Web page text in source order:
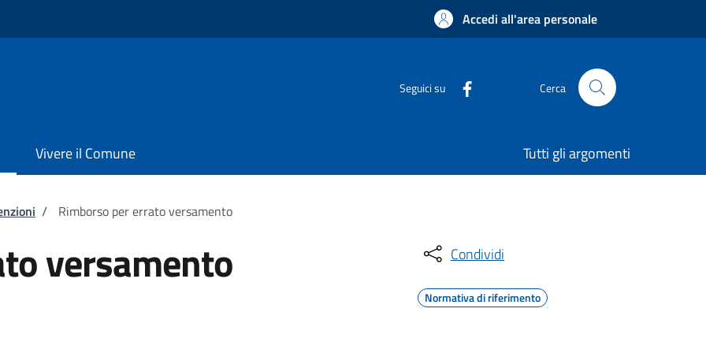
Accedi all'area personale
Seguici su Cerca
Vivere il Comune Tutti gli argomenti
/ Rimborso per errato versamento
versamento Condividi
Normativa di riferimento